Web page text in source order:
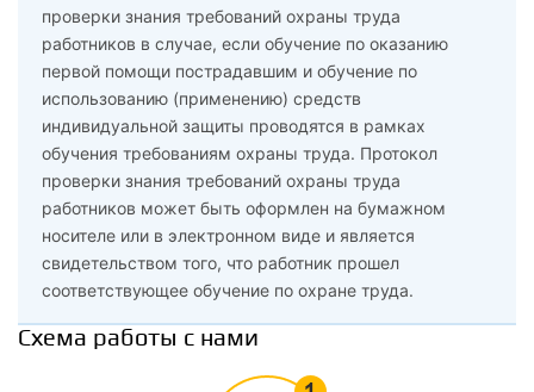
проверки знания требований охраны труда
работников в случае, если обучение по оказанию
первой помощи пострадавшим и обучение по
использованию (применению) средств
индивидуальной защиты проводятся в рамках
обучения требованиям охраны труда. Протокол
проверки знания требований охраны труда
работников может быть оформлен на бумажном
носителе или в электронном виде и является
свидетельством того, что работник прошел
соответствующее обучение по охране труда.
Схема работы с нами